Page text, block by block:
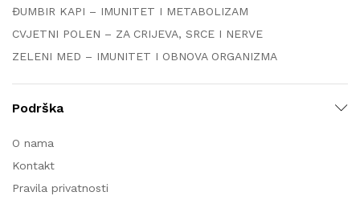
ĐUMBIR KAPI – IMUNITET I METABOLIZAM
CVJETNI POLEN – ZA CRIJEVA, SRCE I NERVE
ZELENI MED – IMUNITET I OBNOVA ORGANIZMA
Podrška
O nama
Kontakt
Pravila privatnosti